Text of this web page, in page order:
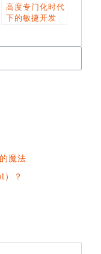
高度专门化时代
下的敏捷开发
魔法
？